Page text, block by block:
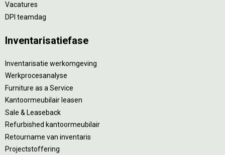
Vacatures
DPI teamdag
Inventarisatiefase
Inventarisatie werkomgeving
Werkprocesanalyse
Furniture as a Service
Kantoormeubilair leasen
Sale & Leaseback
Refurbished kantoormeubilair
Retourname van inventaris
Projectstoffering